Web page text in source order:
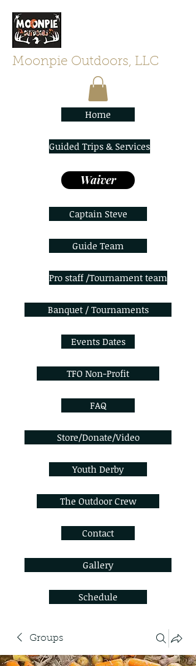
Moonpie Outdoors, LLC
Home
Guided Trips & Services
Waiver
Captain Steve
Guide Team
Pro staff /Tournament team
Banquet / Tournaments
Events Dates
TFO Non-Profit
FAQ
Store/Donate/Video
Youth Derby
The Outdoor Crew
Contact
Gallery
Schedule
Groups